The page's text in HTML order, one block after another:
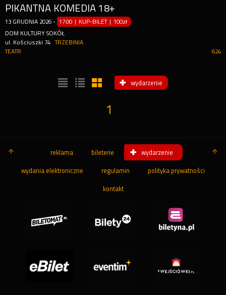
PIKANTNA KOMEDIA 18+
13 GRUDNIA 2026 - 17:00 | KUP-BILET |100zł
DOM KULTURY SOKÓŁ
ul. Kościuszki 74
TRZEBINIA
624
TEATR
wydarzenie
1
reklama bileterie wydarzenie
wydania elektroniczne regulamin polityka prywatności
kontakt